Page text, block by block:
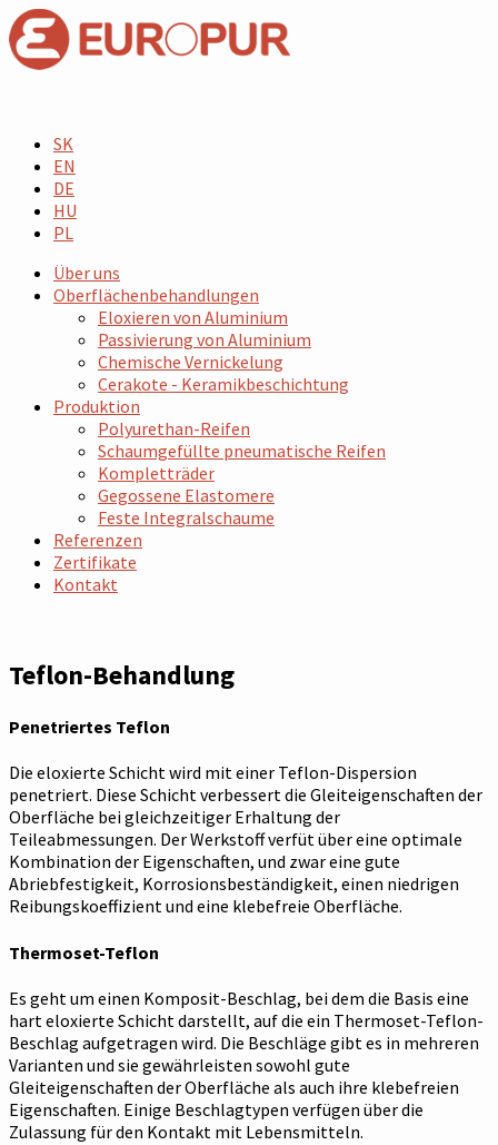
SK
EN
DE
HU
PL
Über uns
Oberflächenbehandlungen
Eloxieren von Aluminium
Passivierung von Aluminium
Chemische Vernickelung
Cerakote - Keramikbeschichtung
Produktion
Polyurethan-Reifen
Schaumgefüllte pneumatische Reifen
Kompletträder
Gegossene Elastomere
Feste Integralschaume
Referenzen
Zertifikate
Kontakt
Teflon-Behandlung
Penetriertes Teflon
Die eloxierte Schicht wird mit einer Teflon-Dispersion
penetriert. Diese Schicht verbessert die Gleiteigenschaften der
Oberfläche bei gleichzeitiger Erhaltung der
Teileabmessungen. Der Werkstoff verfüt über eine optimale
Kombination der Eigenschaften, und zwar eine gute
Abriebfestigkeit, Korrosionsbeständigkeit, einen niedrigen
Reibungskoeffizient und eine klebefreie Oberfläche.
Thermoset-Teflon
Es geht um einen Komposit-Beschlag, bei dem die Basis eine
hart eloxierte Schicht darstellt, auf die ein Thermoset-Teflon-
Beschlag aufgetragen wird. Die Beschläge gibt es in mehreren
Varianten und sie gewährleisten sowohl gute
Gleiteigenschaften der Oberfläche als auch ihre klebefreien
Eigenschaften. Einige Beschlagtypen verfügen über die
Zulassung für den Kontakt mit Lebensmitteln.